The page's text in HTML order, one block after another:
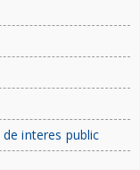
interes public